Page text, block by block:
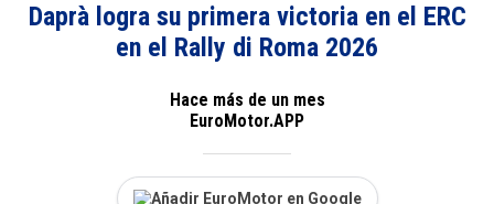
Daprà logra su primera victoria en el ERC
en el Rally di Roma 2026
Hace más de un mes
EuroMotor.APP
Añadir EuroMotor en Google